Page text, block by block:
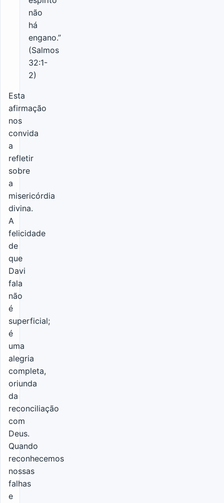
não
há
engano.”
(Salmos
32:1-
2)
Esta
afirmação
nos
convida
a
refletir
sobre
a
misericórdia
divina.
A
felicidade
de
que
Davi
fala
não
é
superficial;
é
uma
alegria
completa,
oriunda
da
reconciliação
com
Deus.
Quando
reconhecemos
nossas
falhas
e